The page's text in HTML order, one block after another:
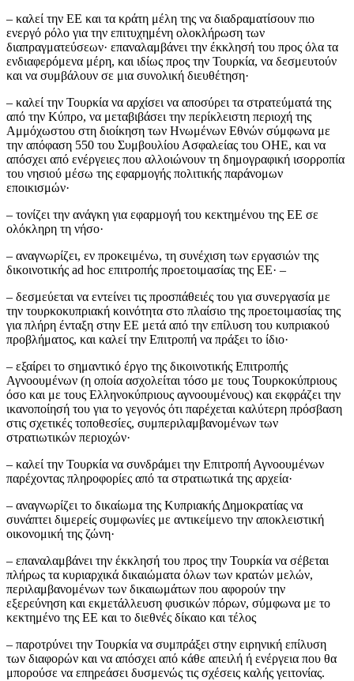
– καλεί την ΕΕ και τα κράτη μέλη της να διαδραματίσουν πιο
ενεργό ρόλο για την επιτυχημένη ολοκλήρωση των
διαπραγματεύσεων· επαναλαμβάνει την έκκλησή του προς όλα τα
ενδιαφερόμενα μέρη, και ιδίως προς την Τουρκία, να δεσμευτούν
και να συμβάλουν σε μια συνολική διευθέτηση·
– καλεί την Τουρκία να αρχίσει να αποσύρει τα στρατεύματά της
από την Κύπρο, να μεταβιβάσει την περίκλειστη περιοχή της
Αμμόχωστου στη διοίκηση των Ηνωμένων Εθνών σύμφωνα με
την απόφαση 550 του Συμβουλίου Ασφαλείας του ΟΗΕ, και να
απόσχει από ενέργειες που αλλοιώνουν τη δημογραφική ισορροπία
του νησιού μέσω της εφαρμογής πολιτικής παράνομων
εποικισμών·
– τονίζει την ανάγκη για εφαρμογή του κεκτημένου της ΕΕ σε
ολόκληρη τη νήσο·
– αναγνωρίζει, εν προκειμένω, τη συνέχιση των εργασιών της
δικοινοτικής ad hoc επιτροπής προετοιμασίας της ΕΕ· –
– δεσμεύεται να εντείνει τις προσπάθειές του για συνεργασία με
την τουρκοκυπριακή κοινότητα στο πλαίσιο της προετοιμασίας της
για πλήρη ένταξη στην ΕΕ μετά από την επίλυση του κυπριακού
προβλήματος, και καλεί την Επιτροπή να πράξει το ίδιο·
– εξαίρει το σημαντικό έργο της δικοινοτικής Επιτροπής
Αγνοουμένων (η οποία ασχολείται τόσο με τους Τουρκοκύπριους
όσο και με τους Ελληνοκύπριους αγνοουμένους) και εκφράζει την
ικανοποίησή του για το γεγονός ότι παρέχεται καλύτερη πρόσβαση
στις σχετικές τοποθεσίες, συμπεριλαμβανομένων των
στρατιωτικών περιοχών·
– καλεί την Τουρκία να συνδράμει την Επιτροπή Αγνοουμένων
παρέχοντας πληροφορίες από τα στρατιωτικά της αρχεία·
– αναγνωρίζει το δικαίωμα της Κυπριακής Δημοκρατίας να
συνάπτει διμερείς συμφωνίες με αντικείμενο την αποκλειστική
οικονομική της ζώνη·
– επαναλαμβάνει την έκκλησή του προς την Τουρκία να σέβεται
πλήρως τα κυριαρχικά δικαιώματα όλων των κρατών μελών,
περιλαμβανομένων των δικαιωμάτων που αφορούν την
εξερεύνηση και εκμετάλλευση φυσικών πόρων, σύμφωνα με το
κεκτημένο της ΕΕ και το διεθνές δίκαιο και τέλος
– παροτρύνει την Τουρκία να συμπράξει στην ειρηνική επίλυση
των διαφορών και να απόσχει από κάθε απειλή ή ενέργεια που θα
μπορούσε να επηρεάσει δυσμενώς τις σχέσεις καλής γειτονίας.